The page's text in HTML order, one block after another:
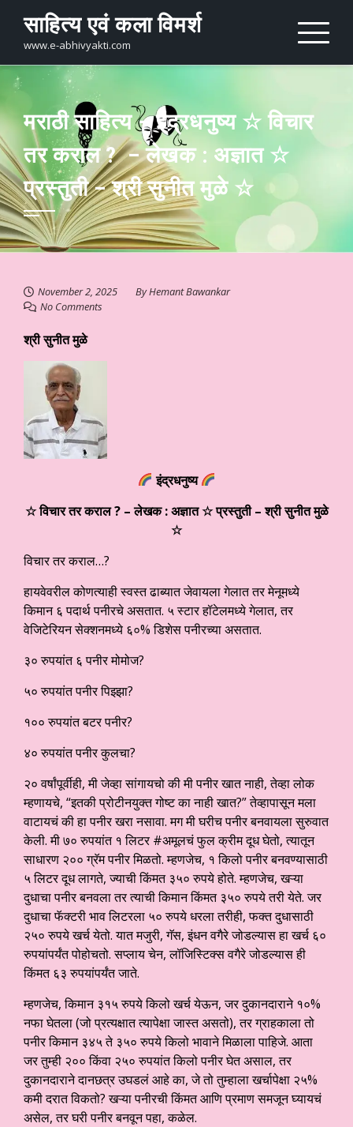
content
साहित्य एवं कला विमर्श
www.e-abhivyakti.com
मराठी साहित्य – इंद्रधनुष्य ☆ विचार
तर कराल ? – लेखक : अज्ञात ☆
प्रस्तुती – श्री सुनीत मुळे ☆
November 2, 2025 ByHemant Bawankar
No Comments
श्री सुनीत मुळे
इंद्रधनुष्य
☆ विचार तर कराल ? – लेखक : अज्ञात☆ प्रस्तुती – श्री सुनीत मुळे
☆
विचार तर कराल…?
हायवेवरील कोणत्याही स्वस्त ढाब्यात जेवायला गेलात तर मेनूमध्ये
किमान ६ पदार्थ पनीरचे असतात. ५ स्टार हॉटेलमध्ये गेलात, तर
वेजिटेरियन सेक्शनमध्ये ६०% डिशेस पनीरच्या असतात.
३० रुपयांत ६ पनीर मोमोज?
५० रुपयांत पनीर पिझ्झा?
१०० रुपयांत बटर पनीर?
४० रुपयांत पनीर कुलचा?
२० वर्षांपूर्वीही, मी जेव्हा सांगायचो की मी पनीर खात नाही, तेव्हा लोक
म्हणायचे, “इतकी प्रोटीनयुक्त गोष्ट का नाही खात?” तेव्हापासून मला
वाटायचं की हा पनीर खरा नसावा. मग मी घरीच पनीर बनवायला सुरुवात
केली. मी ७० रुपयांत १ लिटर #अमूलचं फुल क्रीम दूध घेतो, त्यातून
साधारण २०० ग्रॅम पनीर मिळतो. म्हणजेच, १ किलो पनीर बनवण्यासाठी
५ लिटर दूध लागते, ज्याची किंमत ३५० रुपये होते. म्हणजेच, खऱ्या
दुधाचा पनीर बनवला तर त्याची किमान किंमत ३५० रुपये तरी येते. जर
दुधाचा फॅक्टरी भाव लिटरला ५० रुपये धरला तरीही, फक्त दुधासाठी
२५० रुपये खर्च येतो. यात मजुरी, गॅस, इंधन वगैरे जोडल्यास हा खर्च ६०
रुपयांपर्यंत पोहोचतो. सप्लाय चेन, लॉजिस्टिक्स वगैरे जोडल्यास ही
किंमत ६३ रुपयांपर्यंत जाते.
म्हणजेच, किमान ३१५ रुपये किलो खर्च येऊन, जर दुकानदाराने १०%
नफा घेतला (जो प्रत्यक्षात त्यापेक्षा जास्त असतो), तर ग्राहकाला तो
पनीर किमान ३४५ ते ३५० रुपये किलो भावाने मिळाला पाहिजे. आता
जर तुम्ही २०० किंवा २५० रुपयांत किलो पनीर घेत असाल, तर
दुकानदाराने दानछत्र उघडलं आहे का, जे तो तुम्हाला खर्चापेक्षा २५%
कमी दरात विकतो? खऱ्या पनीरची किंमत आणि प्रमाण समजून घ्यायचं
असेल, तर घरी पनीर बनवून पहा, कळेल.